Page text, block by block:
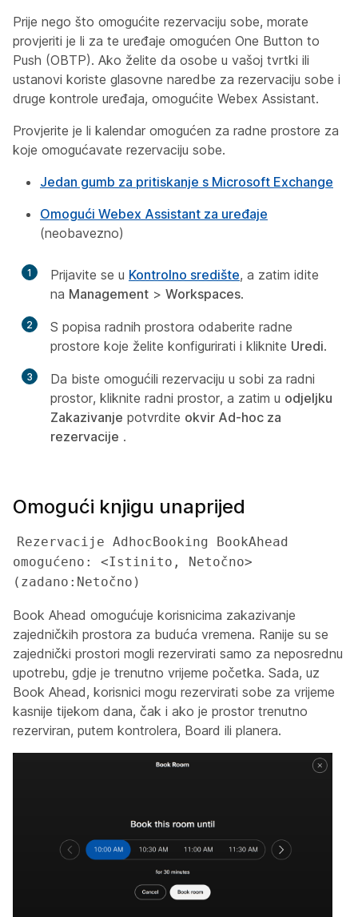
Prije nego što omogućite rezervaciju sobe, morate
provjeriti je li za te uređaje omogućen One Button to
Push (OBTP). Ako želite da osobe u vašoj tvrtki ili
ustanovi koriste glasovne naredbe za rezervaciju sobe i
druge kontrole uređaja, omogućite Webex Assistant.
Provjerite je li kalendar omogućen za radne prostore za
koje omogućavate rezervaciju sobe.
Jedan gumb za pritiskanje s Microsoft Exchange
Omogući Webex Assistant za uređaje
(neobavezno)
1 Prijavite se u Kontrolno središte, a zatim idite
na Management > Workspaces.
2
S popisa radnih prostora odaberite radne
prostore koje želite konfigurirati i kliknite Uredi.
3
Da biste omogućili rezervaciju u sobi za radni
prostor, kliknite radni prostor, a zatim u odjeljku
Zakazivanje potvrdite okvir Ad-hoc za
rezervacije .
Omogući knjigu unaprijed
Rezervacije AdhocBooking BookAhead
omogućeno: <Istinito, Netočno>
(zadano:Netočno)
Book Ahead omogućuje korisnicima zakazivanje
zajedničkih prostora za buduća vremena. Ranije su se
zajednički prostori mogli rezervirati samo za neposrednu
upotrebu, gdje je trenutno vrijeme početka. Sada, uz
Book Ahead, korisnici mogu rezervirati sobe za vrijeme
kasnije tijekom dana, čak i ako je prostor trenutno
rezerviran, putem kontrolera, Board ili planera.